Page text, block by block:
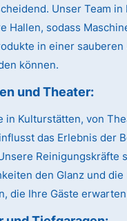
Unser Team in
Hallen, sodass
in einer sauberen
können.
und Theater:
in Kulturstätten, von
das Erlebnis der
Reinigungskräfte
den Glanz und die
die Ihre Gäste